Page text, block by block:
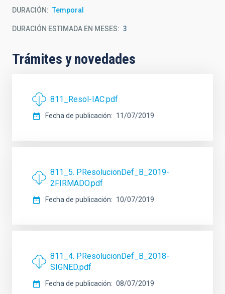
DURACIÓN Temporal
DURACIÓN ESTIMADA EN MESES 3
Trámites y novedades
811_Resol-IAC.pdf
Fecha de publicación 11/07/2019
811_5. PResolucionDef_B_2019-
2FIRMADO.pdf
Fecha de publicación 10/07/2019
811_4. PResolucionDef_B_2018-
SIGNED.pdf
Fecha de publicación 08/07/2019